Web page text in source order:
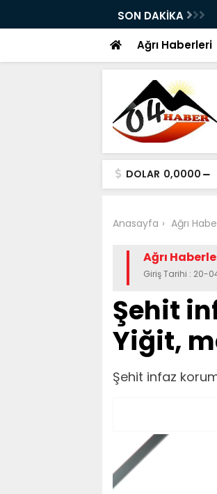
SON DAKİKA
ile Ağrı'da Obezite Cerrahisi Dönemi
Ağrı Haberleri
DOLAR 0,0000
Anasayfa Ağrı
Ağrı
Giriş Tarihi : 20-
Şehit
Yiğit,
Şehit infaz